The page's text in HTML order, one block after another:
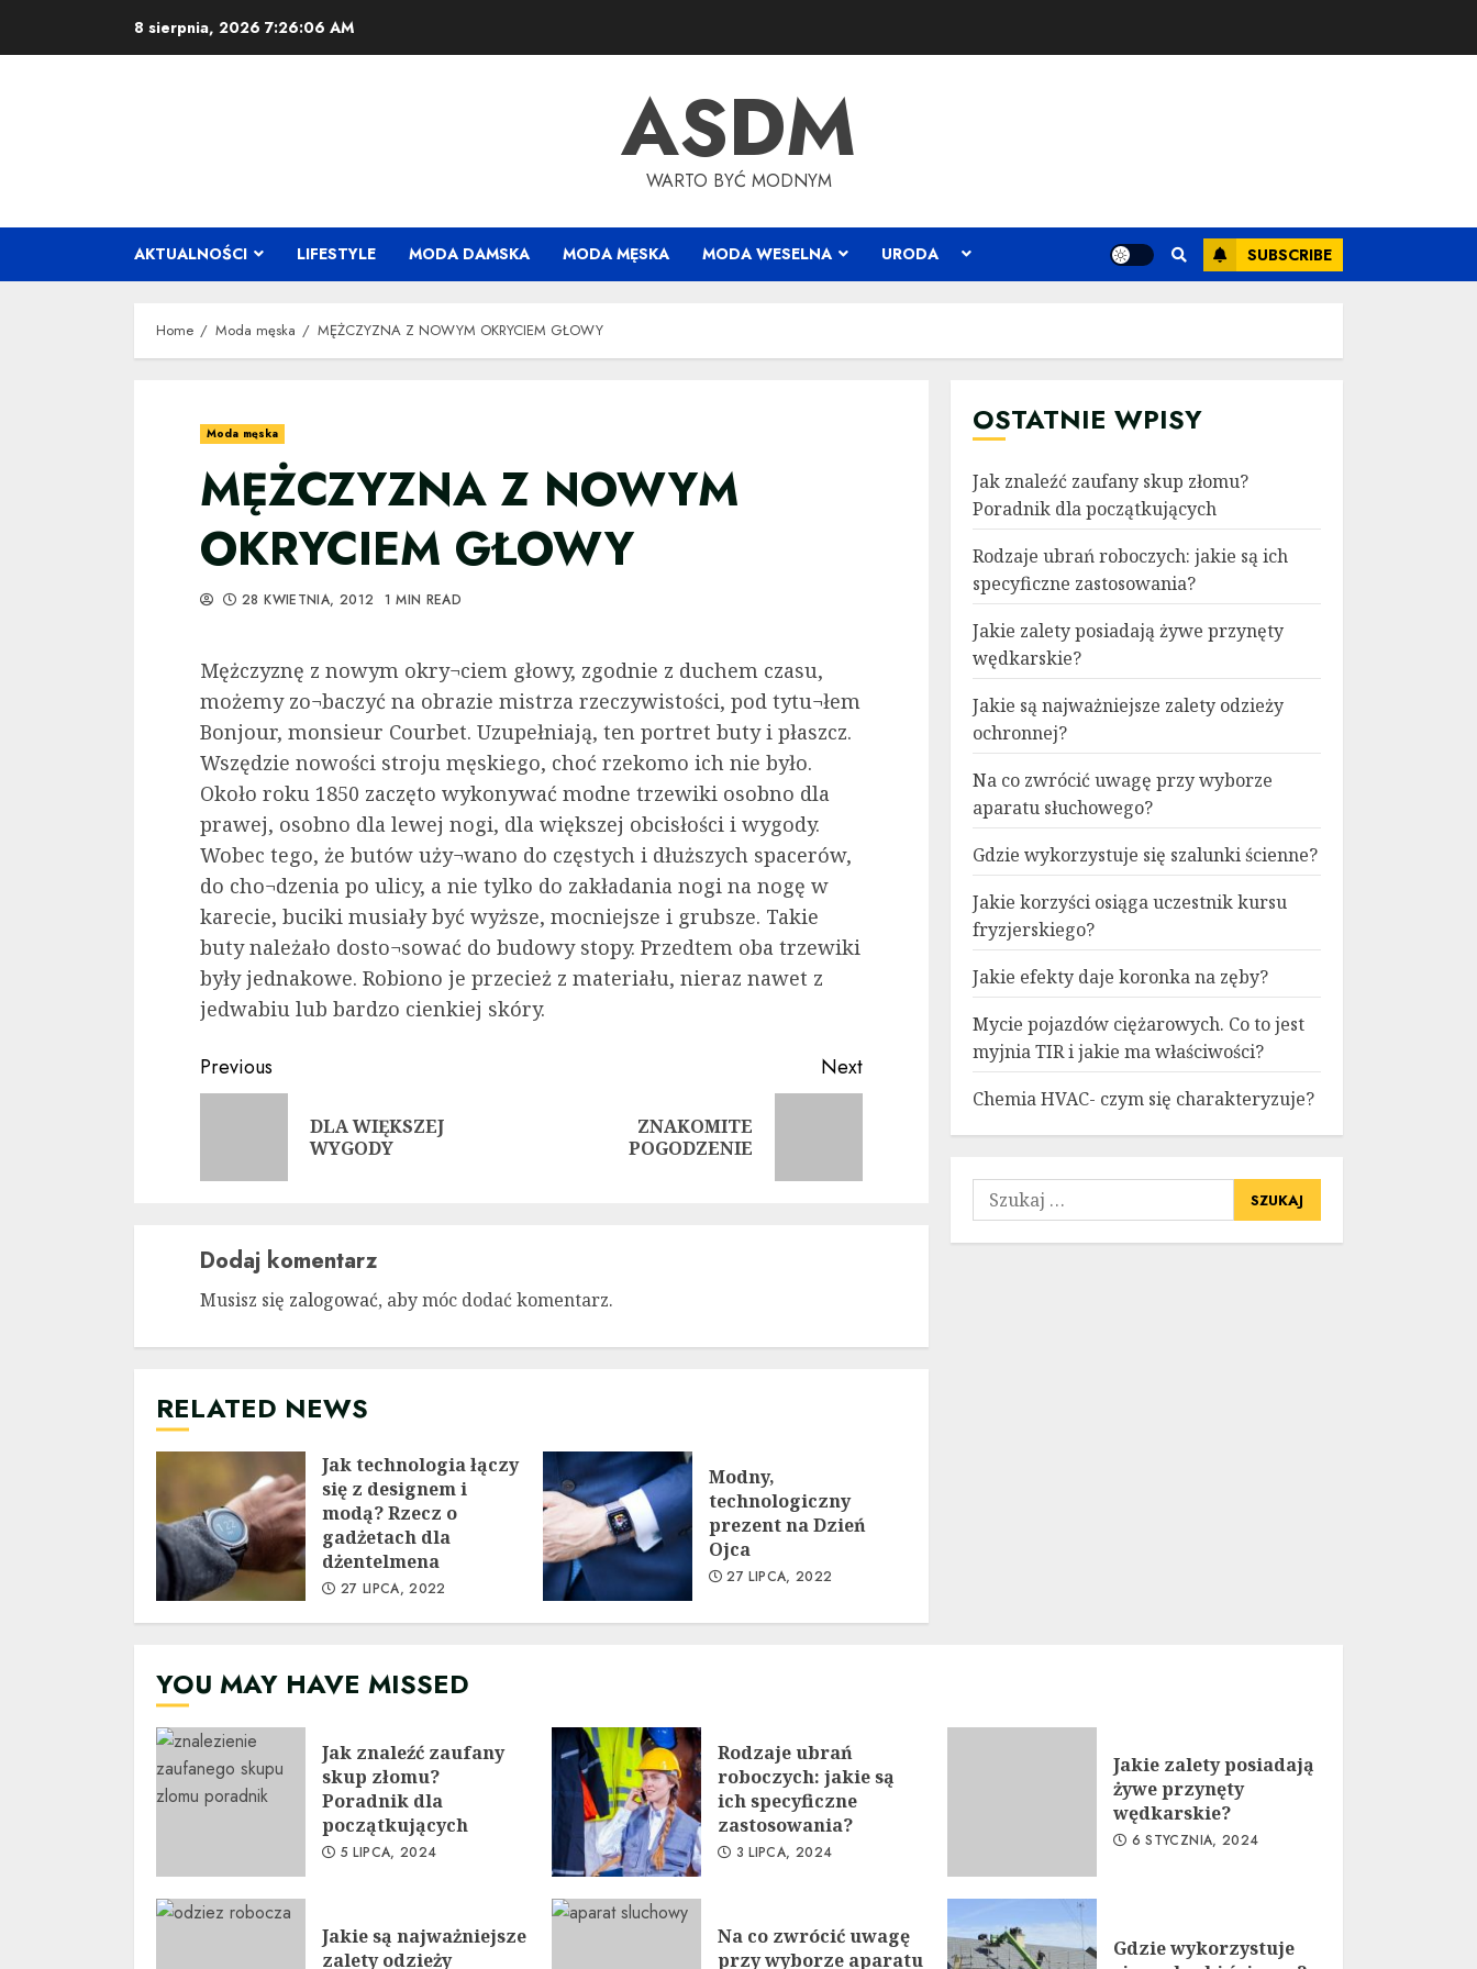
8 sierpnia, 2026 7:26:06 AM
ASDM
WARTO BYĆ MODNYM
AKTUALNOŚCI LIFESTYLE MODA DAMSKA MODA MĘSKA MODA WESELNA URODA SUBSCRIBE
Home Moda męska MĘŻCZYZNA Z NOWYM OKRYCIEM GŁOWY
Moda męska
MĘŻCZYZNA Z NOWYM
OKRYCIEM GŁOWY
28 KWIETNIA, 2012 1 MIN READ
Mężczyznę z nowym okry¬ciem głowy, zgodnie z duchem czasu,
możemy zo¬baczyć na obrazie mistrza rzeczywistości, pod tytu¬łem
Bonjour, monsieur Courbet. Uzupełniają, ten portret buty i płaszcz.
Wszędzie nowości stroju męskiego, choć rzekomo ich nie było.
Około roku 1850 zaczęto wykonywać modne trzewiki osobno dla
prawej, osobno dla lewej nogi, dla większej obcisłości i wygody.
Wobec tego, że butów uży¬wano do częstych i dłuższych spacerów,
do cho¬dzenia po ulicy, a nie tylko do zakładania nogi na nogę w
karecie, buciki musiały być wyższe, mocniejsze i grubsze. Takie
buty należało dosto¬sować do budowy stopy. Przedtem oba trzewiki
były jednakowe. Robiono je przecież z materiału, nieraz nawet z
jedwabiu lub bardzo cienkiej skóry.
Continue
Reading
Previous
DLA WIĘKSZEJ
WYGODY
Next
ZNAKOMITE
POGODZENIE
Dodaj komentarz
Musisz się zalogować, aby móc dodać komentarz.
RELATED NEWS
Jak technologia łączy
się z designem i
modą? Rzecz o
gadżetach dla
dżentelmena
27 LIPCA, 2022
Modny,
technologiczny
prezent na Dzień
Ojca
27 LIPCA, 2022
OSTATNIE WPISY
Jak znaleźć zaufany skup złomu?
Poradnik dla początkujących
Rodzaje ubrań roboczych: jakie są ich
specyficzne zastosowania?
Jakie zalety posiadają żywe przynęty
wędkarskie?
Jakie są najważniejsze zalety odzieży
ochronnej?
Na co zwrócić uwagę przy wyborze
aparatu słuchowego?
Gdzie wykorzystuje się szalunki ścienne?
Jakie korzyści osiąga uczestnik kursu
fryzjerskiego?
Jakie efekty daje koronka na zęby?
Mycie pojazdów ciężarowych. Co to jest
myjnia TIR i jakie ma właściwości?
Chemia HVAC- czym się charakteryzuje?
Szukaj:
YOU MAY HAVE MISSED
Jak znaleźć zaufany
skup złomu?
Poradnik dla
początkujących
5 LIPCA, 2024
Rodzaje ubrań
roboczych: jakie są
ich specyficzne
zastosowania?
3 LIPCA, 2024
Jakie zalety posiadają
żywe przynęty
wędkarskie?
6 STYCZNIA, 2024
Jakie są najważniejsze
zalety odzieży
Na co zwrócić uwagę
przy wyborze aparatu
Gdzie wykorzystuje